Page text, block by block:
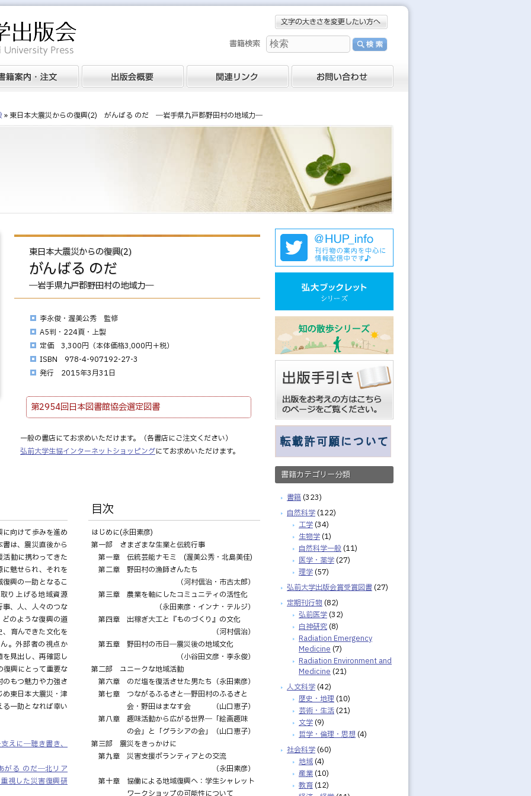
» 東日本大震災からの復興(2) がんばる のだ ―岩手県九戸郡野田村の地域力―
東日本大震災からの復興(2)
がんばる のだ
―岩手県九戸郡野田村の地域力―
李永俊・渥美公秀 監修
A5判・224頁・上製
定価 3,300円（本体価格3,000円＋税）
ISBN 978-4-907192-27-3
発行 2015年3月31日
第2954回日本図書館協会選定図書
一般の書店にてお求めいただけます。（各書店にご注文ください）
弘前大学生協インターネットショッピングにてお求めいただけます。
向けて歩みを進め
は、震災直後から
動に携わってきた
魅せられ、それを
興の一助となるこ
り上げる地域資源
、人、人々のつな
のような復興の道
育んできた文化を
。外部者の視点か
見出し、再確認し
興にとって重要な
もつ魅力や力強さ
東日本大震災・津
一助となれば幸い
えに―聴き書き、
がる のだ―北リア
視した災害復興研
目次
はじめに(永田素彦)
第一部 さまざまな生業と伝統行事
第一章 伝統芸能ナモミ (渥美公秀・北島美佳)
第二章 野田村の漁師さんたち
（河村信治・市古太郎）
第三章 農業を軸にしたコミュニティの活性化
（永田素彦・インナ・テルジ）
第四章 出稼ぎ大工と『ものづくり』の文化
（河村信治）
第五章 野田村の市日―震災後の地域文化
（小谷田文彦・李永俊）
第二部 ユニークな地域活動
第六章 のだ塩を復活させた男たち（永田素彦）
第七章 つながるふるさと―野田村のふるさと
会・野田はまなす会 （山口恵子）
第八章 趣味活動から広がる世界―「絵画趣味
の会」と「グラシアの会」（山口恵子）
第三部 震災をきっかけに
第九章 災害支援ボランティアとの交流
（永田素彦）
第十章 協働による地域復興へ：学生シャレット
ワークショップの可能性について
書籍カテゴリー分類
書籍 (323)
自然科学 (122)
工学 (34)
生物学 (1)
自然科学一般 (11)
医学・薬学 (27)
理学 (57)
弘前大学出版会賞受賞図書 (27)
定期刊行物 (82)
弘前医学 (32)
白神研究 (8)
Radiation Emergency
Medicine (7)
Radiation Environment and
Medicine (21)
人文科学 (42)
歴史・地理 (10)
芸術・生活 (21)
文学 (9)
哲学・倫理・思想 (4)
社会科学 (60)
地域 (4)
産業 (10)
教育 (12)